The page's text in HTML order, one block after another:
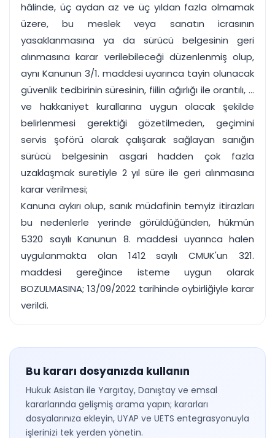
hâlinde, üç aydan az ve üç yıldan fazla olmamak
üzere, bu meslek veya sanatın icrasının
yasaklanmasına ya da sürücü belgesinin geri
alınmasına karar verilebileceği düzenlenmiş olup,
aynı Kanunun 3/1. maddesi uyarınca tayin olunacak
güvenlik tedbirinin süresinin, fiilin ağırlığı ile orantılı, ...
ve hakkaniyet kurallarına uygun olacak şekilde
belirlenmesi gerektiği gözetilmeden, geçimini
servis şoförü olarak çalışarak sağlayan sanığın
sürücü belgesinin asgari hadden çok fazla
uzaklaşmak suretiyle 2 yıl süre ile geri alınmasına
karar verilmesi;
Kanuna aykırı olup, sanık müdafinin temyiz itirazları
bu nedenlerle yerinde görüldüğünden, hükmün
5320 sayılı Kanunun 8. maddesi uyarınca halen
uygulanmakta olan 1412 sayılı CMUK'un 321.
maddesi gereğince isteme uygun olarak
BOZULMASINA; 13/09/2022 tarihinde oybirliğiyle karar
verildi.
Bu kararı dosyanızda kullanın
Hukuk Asistan ile Yargıtay, Danıştay ve emsal
kararlarında gelişmiş arama yapın; kararları
dosyalarınıza ekleyin, UYAP ve UETS entegrasyonuyla
işlerinizi tek yerden yönetin.